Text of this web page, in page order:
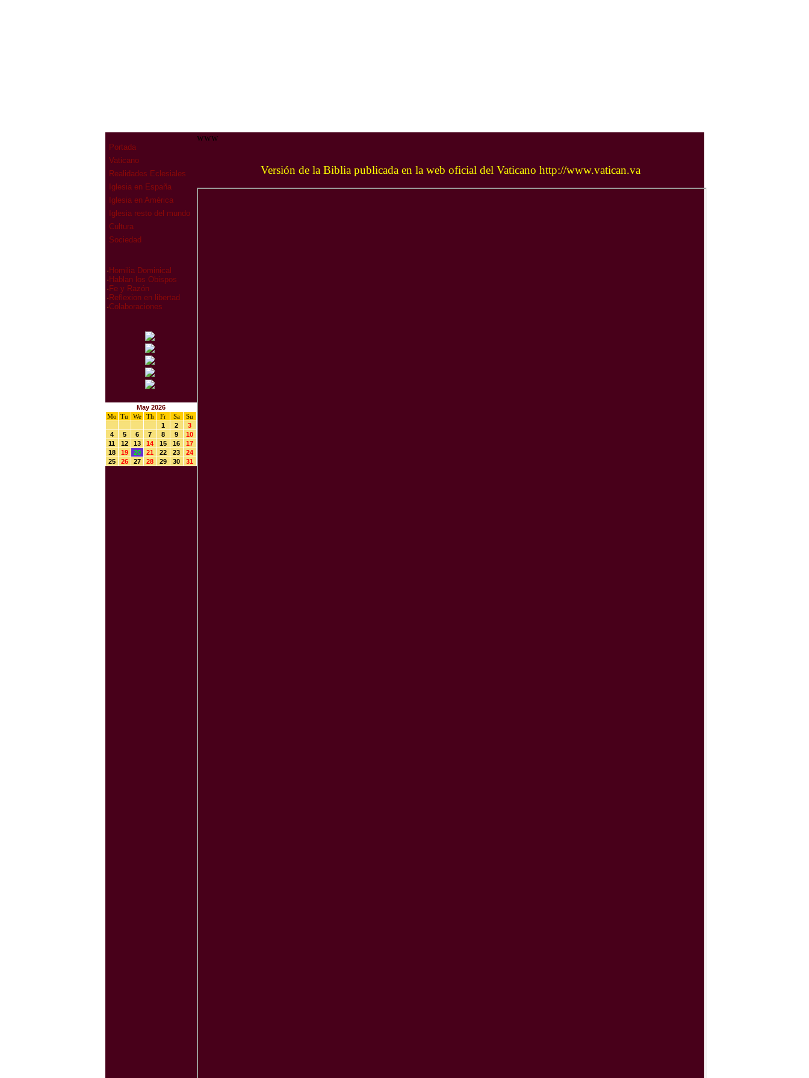
Portada
Vaticano
Realidades Eclesiales
Iglesia en España
Iglesia en América
Iglesia resto del mundo
Cultura
Sociedad
· Homilia Dominical
· Hablan los Obispos
· Fe y Razón
· Reflexion en libertad
·Colaboraciones
May 2026
Mo Tu We Th Fr Sa
Su
1
2
3
4
5 6 7 8 9
10
11
12 13 14 15 16
17
18
19 20 21 22 23
24
25
26 27 28 29 30 31
www
Versión de la Biblia publicada en la web oficial del Vaticano http://www.vatican.va